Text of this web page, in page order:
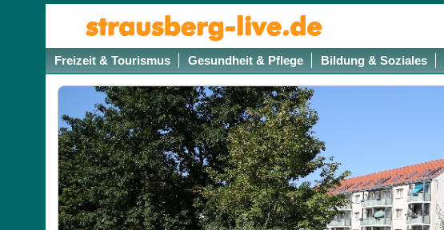
Freizeit & Tourismus Gesundheit & Pflege Bildung & Soziales